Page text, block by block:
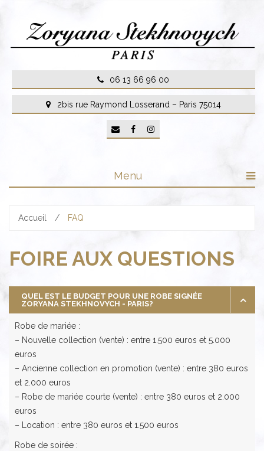
content
06 13 66 96 00
2bis rue Raymond Losserand – Paris 75014
Menu
Accueil / FAQ
FOIRE AUX QUESTIONS
QUEL EST LE BUDGET POUR UNE ROBE SIGNÉE
ZORYANA STEKHNOVYCH - PARIS?
Robe de mariée :
– Nouvelle collection (vente) : entre 1.500 euros et 5.000
euros
– Ancienne collection en promotion (vente) : entre 380 euros
et 2.000 euros
– Robe de mariée courte (vente) : entre 380 euros et 2.000
euros
– Location : entre 380 euros et 1.500 euros
Robe de soirée :